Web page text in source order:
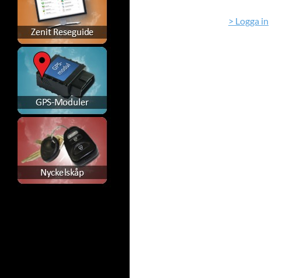
> Logga in